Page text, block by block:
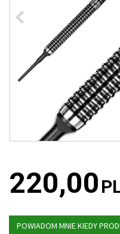
220,00
POWIADOM MNIE KIEDY